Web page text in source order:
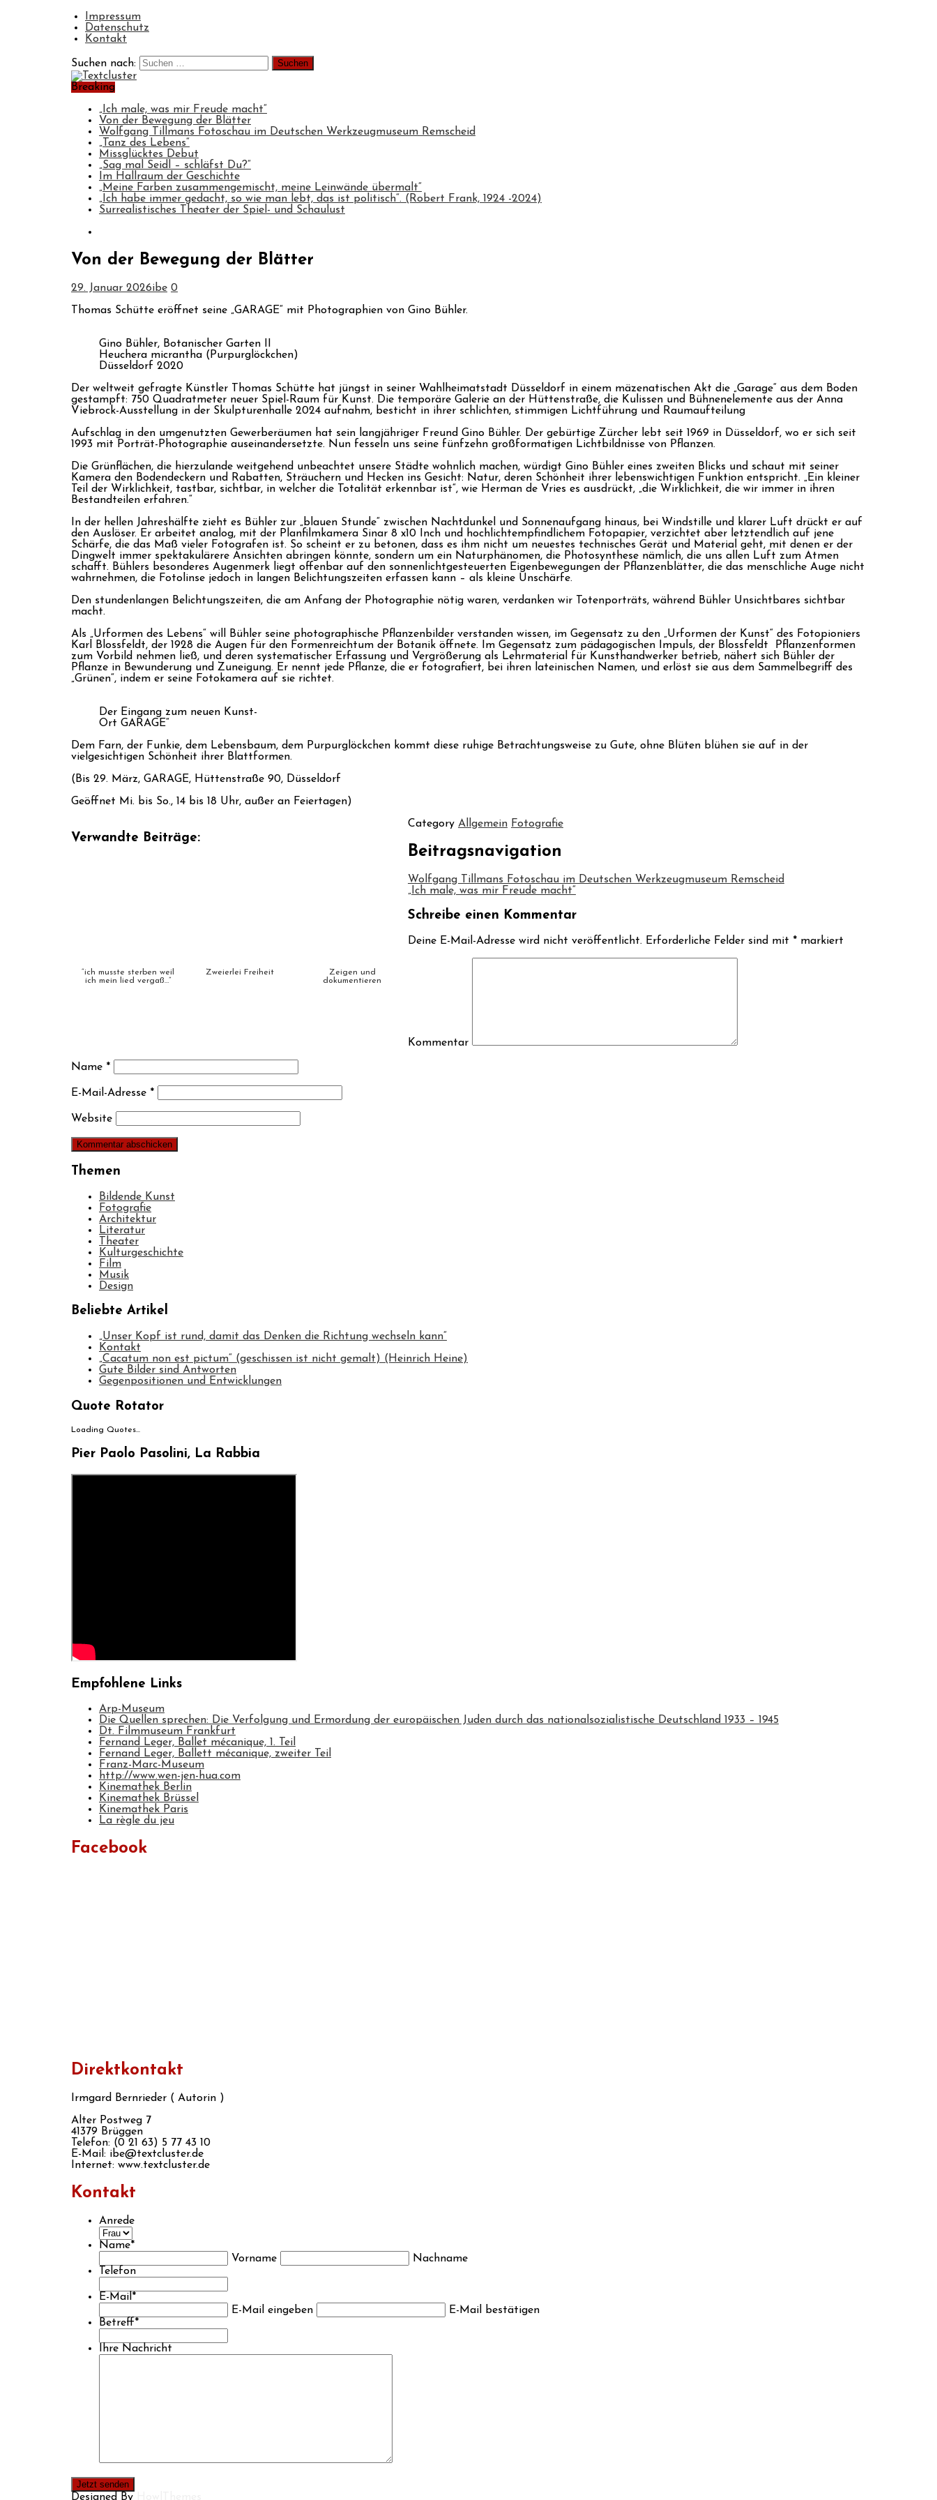
Impressum
Datenschutz
Kontakt
Suchen nach:
Breaking
„Ich male, was mir Freude macht“
Von der Bewegung der Blätter
Wolfgang Tillmans Fotoschau im Deutschen Werkzeugmuseum Remscheid
„Tanz des Lebens“
Missglücktes Debut
„Sag mal Seidl – schläfst Du?“
Im Hallraum der Geschichte
„Meine Farben zusammengemischt, meine Leinwände übermalt“
„Ich habe immer gedacht, so wie man lebt, das ist politisch“. (Robert Frank, 1924 -2024)
Surrealistisches Theater der Spiel- und Schaulust
Von der Bewegung der Blätter
29. Januar 2026ibe 0
Thomas Schütte eröffnet seine „GARAGE“ mit Photographien von Gino Bühler.
Gino Bühler, Botanischer Garten II
Heuchera micrantha (Purpurglöckchen)
Düsseldorf 2020
Der weltweit gefragte Künstler Thomas Schütte hat jüngst in seiner Wahlheimatstadt Düsseldorf in einem mäzenatischen Akt die „Garage“ aus dem Boden
gestampft: 750 Quadratmeter neuer Spiel-Raum für Kunst. Die temporäre Galerie an der Hüttenstraße, die Kulissen und Bühnenelemente aus der Anna
Viebrock-Ausstellung in der Skulpturenhalle 2024 aufnahm, besticht in ihrer schlichten, stimmigen Lichtführung und Raumaufteilung
Aufschlag in den umgenutzten Gewerberäumen hat sein langjähriger Freund Gino Bühler. Der gebürtige Zürcher lebt seit 1969 in Düsseldorf, wo er sich seit
1993 mit Porträt-Photographie auseinandersetzte. Nun fesseln uns seine fünfzehn großformatigen Lichtbildnisse von Pflanzen.
Die Grünflächen, die hierzulande weitgehend unbeachtet unsere Städte wohnlich machen, würdigt Gino Bühler eines zweiten Blicks und schaut mit seiner
Kamera den Bodendeckern und Rabatten, Sträuchern und Hecken ins Gesicht: Natur, deren Schönheit ihrer lebenswichtigen Funktion entspricht. „Ein kleiner
Teil der Wirklichkeit, tastbar, sichtbar, in welcher die Totalität erkennbar ist“, wie Herman de Vries es ausdrückt, „die Wirklichkeit, die wir immer in ihren
Bestandteilen erfahren.“
In der hellen Jahreshälfte zieht es Bühler zur „blauen Stunde“ zwischen Nachtdunkel und Sonnenaufgang hinaus, bei Windstille und klarer Luft drückt er auf
den Auslöser. Er arbeitet analog, mit der Planfilmkamera Sinar 8 x10 Inch und hochlichtempfindlichem Fotopapier, verzichtet aber letztendlich auf jene
Schärfe, die das Maß vieler Fotografen ist. So scheint er zu betonen, dass es ihm nicht um neuestes technisches Gerät und Material geht, mit denen er der
Dingwelt immer spektakulärere Ansichten abringen könnte, sondern um ein Naturphänomen, die Photosynthese nämlich, die uns allen Luft zum Atmen
schafft. Bühlers besonderes Augenmerk liegt offenbar auf den sonnenlichtgesteuerten Eigenbewegungen der Pflanzenblätter, die das menschliche Auge nicht
wahrnehmen, die Fotolinse jedoch in langen Belichtungszeiten erfassen kann – als kleine Unschärfe.
Den stundenlangen Belichtungszeiten, die am Anfang der Photographie nötig waren, verdanken wir Totenporträts, während Bühler Unsichtbares sichtbar
macht.
Als „Urformen des Lebens“ will Bühler seine photographische Pflanzenbilder verstanden wissen, im Gegensatz zu den „Urformen der Kunst“ des Fotopioniers
Karl Blossfeldt, der 1928 die Augen für den Formenreichtum der Botanik öffnete. Im Gegensatz zum pädagogischen Impuls, der Blossfeldt Pflanzenformen
zum Vorbild nehmen ließ, und deren systematischer Erfassung und Vergrößerung als Lehrmaterial für Kunsthandwerker betrieb, nähert sich Bühler der
Pflanze in Bewunderung und Zuneigung. Er nennt jede Pflanze, die er fotografiert, bei ihren lateinischen Namen, und erlöst sie aus dem Sammelbegriff des
„Grünen“, indem er seine Fotokamera auf sie richtet.
Der Eingang zum neuen Kunst-
Ort GARAGE“
Dem Farn, der Funkie, dem Lebensbaum, dem Purpurglöckchen kommt diese ruhige Betrachtungsweise zu Gute, ohne Blüten blühen sie auf in der
vielgesichtigen Schönheit ihrer Blattformen.
(Bis 29. März, GARAGE, Hüttenstraße 90, Düsseldorf
Geöffnet Mi. bis So., 14 bis 18 Uhr, außer an Feiertagen)
Verwandte Beiträge:
“ich musste sterben weil
ich mein lied vergaß…”
Zweierlei Freiheit
Zeigen und
dokumentieren
Category Allgemein Fotografie
Beitragsnavigation
Wolfgang Tillmans Fotoschau im Deutschen Werkzeugmuseum Remscheid
„Ich male, was mir Freude macht“
Schreibe einen Kommentar
Deine E-Mail-Adresse wird nicht veröffentlicht. Erforderliche Felder sind mit * markiert
Kommentar
Name *
E-Mail-Adresse *
Website
Themen
Bildende Kunst
Fotografie
Architektur
Literatur
Theater
Kulturgeschichte
Film
Musik
Design
Beliebte Artikel
„Unser Kopf ist rund, damit das Denken die Richtung wechseln kann“
Kontakt
„Cacatum non est pictum“ (geschissen ist nicht gemalt) (Heinrich Heine)
Gute Bilder sind Antworten
Gegenpositionen und Entwicklungen
Quote Rotator
Loading Quotes...
Pier Paolo Pasolini, La Rabbia
Empfohlene Links
Arp-Museum
Die Quellen sprechen: Die Verfolgung und Ermordung der europäischen Juden durch das nationalsozialistische Deutschland 1933 – 1945
Dt. Filmmuseum Frankfurt
Fernand Leger, Ballet mécanique, 1. Teil
Fernand Leger, Ballett mécanique, zweiter Teil
Franz-Marc-Museum
http://www.wen-jen-hua.com
Kinemathek Berlin
Kinemathek Brüssel
Kinemathek Paris
La règle du jeu
Facebook
Direktkontakt
Irmgard Bernrieder ( Autorin )
Alter Postweg 7
41379 Brüggen
Telefon: (0 21 63) 5 77 43 10
E-Mail: ibe@textcluster.de
Internet: www.textcluster.de
Kontakt
Anrede
Name*
Vorname
Nachname
Telefon
E-Mail *
E-Mail eingeben
E-Mail bestätigen
Betreff*
Ihre Nachricht
Designed By